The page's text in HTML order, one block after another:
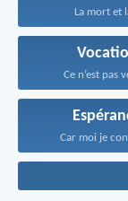
La mort et
Ce n’est pas
Car moi je